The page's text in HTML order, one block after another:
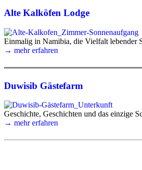
Alte Kalköfen Lodge
Einmalig in Namibia, die Vielfalt lebender
→ mehr erfahren
Duwisib Gästefarm
Geschichte, Geschichten und das einzige
→ mehr erfahren